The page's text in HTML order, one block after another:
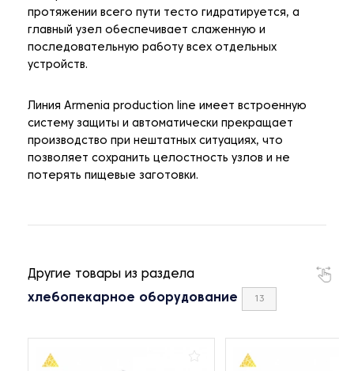
протяжении всего пути тесто гидратируется, а
главный узел обеспечивает слаженную и
последовательную работу всех отдельных
устройств.
Линия Armenia production line имеет встроенную
систему защиты и автоматически прекращает
производство при нештатных ситуациях, что
позволяет сохранить целостность узлов и не
потерять пищевые заготовки.
Другие товары из раздела
хлебопекарное оборудование 13